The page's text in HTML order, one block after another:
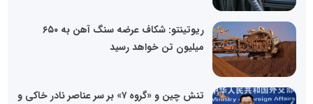
ریوتینتو: شکاف عرضه سنگ آهن به ۶۵۰
میلیون تن خواهد رسید
تنش چین و «گروه ۷» بر سر عناصر نادر خاکی و